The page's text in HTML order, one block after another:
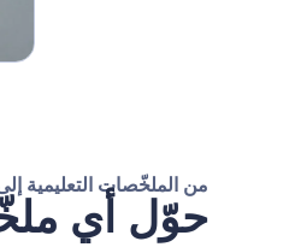
من الملخّصات التعليمية